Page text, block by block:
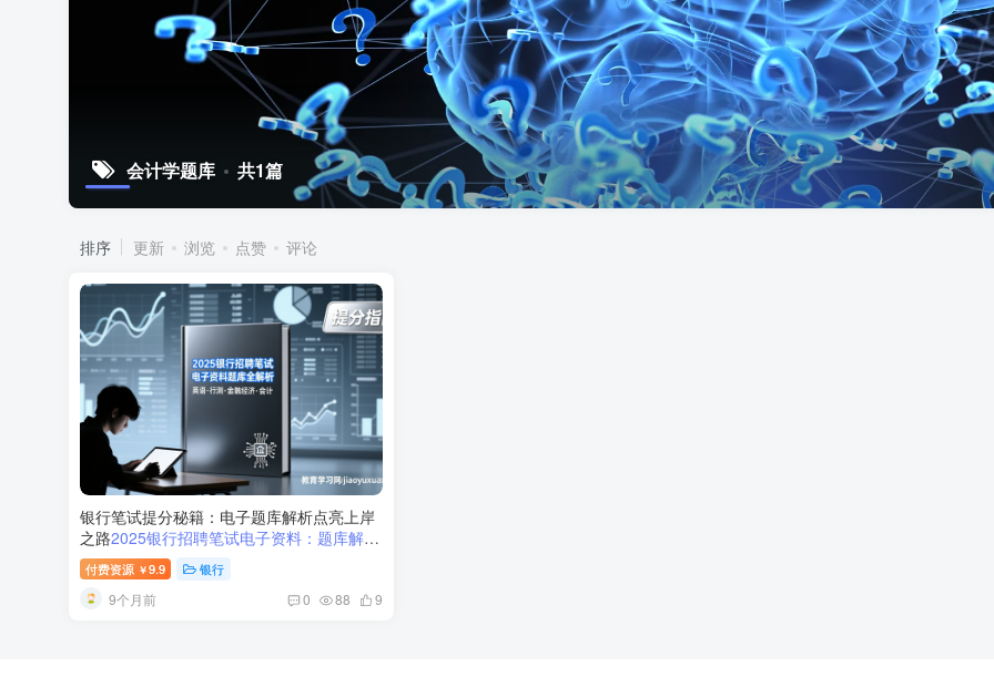
会计学题库 共1篇
排序 更新 浏览 点赞 评论
银行笔试提分秘籍：电子题库解析点亮上岸
之路2025银行招聘笔试电子资料：题库解析
与备考指南
付费资源 ￥9.9 银行
9个月前 0 88 9